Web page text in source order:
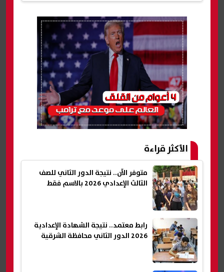
الأكثر قراءة
متوفر الآن.. نتيجة الدور الثاني للصف
الثالث الإعدادي 2026 بالاسم فقط
رابط معتمد.. نتيجة الشهادة الإعدادية
2026 الدور الثاني محافظة الشرقية